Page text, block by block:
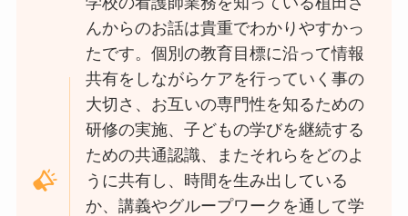
んからのお話は貴重でわかりやすかっ
たです。個別の教育目標に沿って情報
共有をしながらケアを行っていく事の
大切さ、お互いの専門性を知るための
研修の実施、子どもの学びを継続する
ための共通認識、またそれらをどのよ
うに共有し、時間を生み出している
か、講義やグループワークを通して学